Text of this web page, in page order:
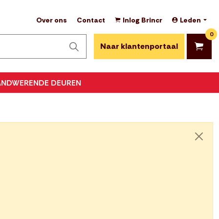
DEUREN
Over ons Contact Inlog Brincr Leden
Naar klantenportaal
0